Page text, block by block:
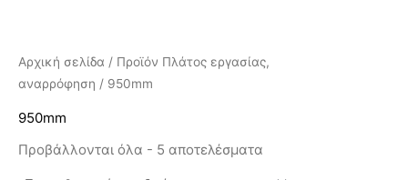
PROFESSIONAL
Αρχική σελίδα / Προϊόν Πλάτος εργασίας,
αναρρόφηση / 950mm
950mm
Προβάλλονται όλα - 5 αποτελέσματα